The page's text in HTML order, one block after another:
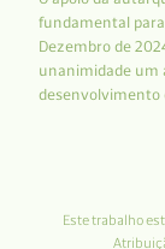
fundamental
Dezembro de
unanimidade um
desenvolvimento
Este trabalho